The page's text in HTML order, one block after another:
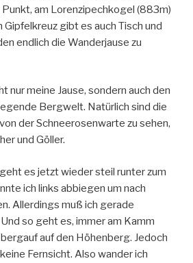
am Lorenzipechkogel (883m)
gibt es auch Tisch und
endlich die Wanderjause zu
nur meine Jause, sondern auch den
Bergwelt. Natürlich sind die
der Schneerosenwarte zu sehen,
und Göller.
es jetzt wieder steil runter zum
ich links abbiegen um nach
Allerdings muß ich gerade
so geht es, immer am Kamm
auf den Höhenberg. Jedoch
Fernsicht. Also wander ich